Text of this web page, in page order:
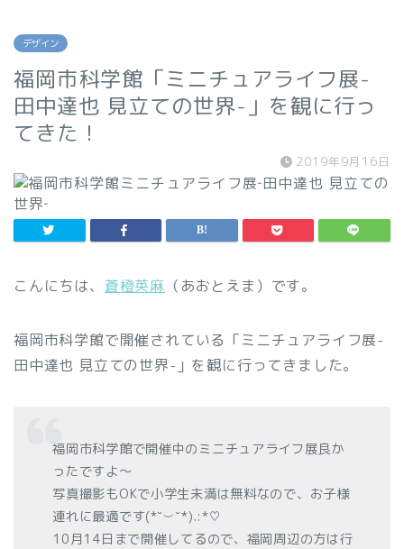
デザイン
福岡市科学館「ミニチュアライフ展-
田中達也 見立ての世界-」を観に行っ
てきた！
2019年9月16日
こんにちは、 蒼橙英麻 （あおとえま）です。
福岡市科学館で開催されている「ミニチュアライフ展-
田中達也 見立ての世界-」を観に行ってきました。
福岡市科学館で開催中のミニチュアライフ展良か
ったですよ〜
写真撮影もOKで小学生未満は無料なので、お子様
連れに最適です(*˘︶˘*).:*♡
10月14日まで開催してるので、福岡周辺の方は行